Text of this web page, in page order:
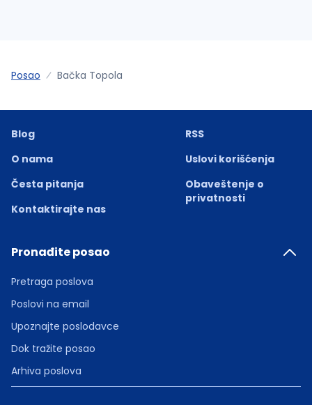
Posao Bačka Topola
Blog
O nama
Česta pitanja
Kontaktirajte nas
RSS
Uslovi korišćenja
Obaveštenje o
privatnosti
Pronađite posao
Pretraga poslova
Poslovi na email
Upoznajte poslodavce
Dok tražite posao
Arhiva poslova